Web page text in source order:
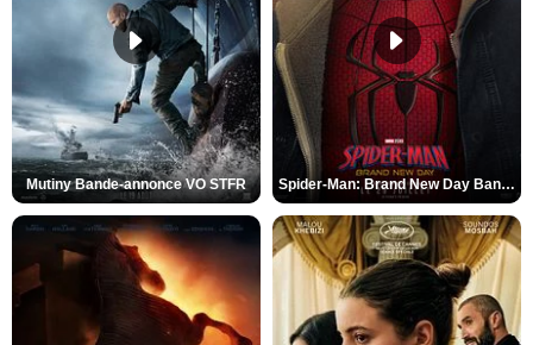
Mutiny Bande-annonce VO STFR Spider-Man: Brand New Day Bande-annonce VO STFR